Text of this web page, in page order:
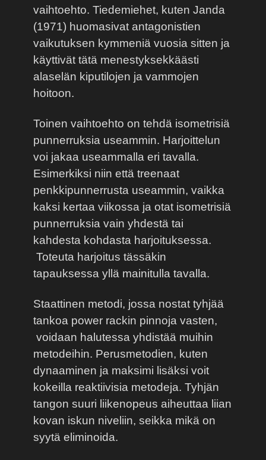
vaihtoehto. Tiedemiehet, kuten Janda
(1971) huomasivat antagonistien
vaikutuksen kymmeniä vuosia sitten ja
käyttivät tätä menestyksekkäästi
alaselän kiputilojen ja vammojen
hoitoon.
Toinen vaihtoehto on tehdä isometrisiä
punnerruksia useammin. Harjoittelun
voi jakaa useammalla eri tavalla.
Esimerkiksi niin että treenaat
penkkipunnerrusta useammin, vaikka
kaksi kertaa viikossa ja otat isometrisiä
punnerruksia vain yhdestä tai
kahdesta kohdasta harjoituksessa.
Toteuta harjoitus tässäkin
tapauksessa yllä mainitulla tavalla.
Staattinen metodi, jossa nostat tyhjää
tankoa power rackin pinnoja vasten,
voidaan halutessa yhdistää muihin
metodeihin. Perusmetodien, kuten
dynaaminen ja maksimi lisäksi voit
kokeilla reaktiivisia metodeja. Tyhjän
tangon suuri liikenopeus aiheuttaa liian
kovan iskun niveliin, seikka mikä on
syytä eliminoida.